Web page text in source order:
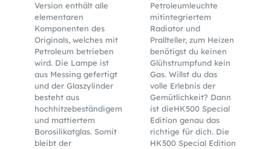
Version enthält alle
elementaren
Komponenten des
Originals, welches mit
Petroleum betrieben
wird. Die Lampe ist
aus Messing gefertigt
und der Glaszylinder
besteht aus
hochhitzebeständigem
und mattiertem
Borosilikatglas. Somit
bleibt der
Petroleumleuchte
mitintegriertem
Radiator und
Prallteller, zum Heizen
benötigst du keinen
Glühstrumpfund kein
Gas. Willst du das
volle Erlebnis der
Gemütlichkeit? Dann
ist dieHK500 Special
Edition genau das
richtige für dich. Die
HK500 Special Edition